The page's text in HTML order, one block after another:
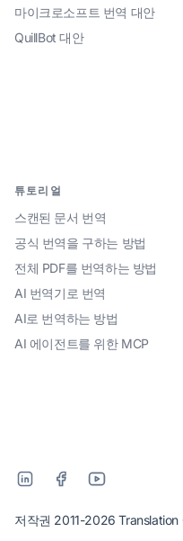
마이크로소프트 번역 대안
QuillBot 대안
튜토리얼
스캔된 문서 번역
공식 번역을 구하는 방법
전체 PDF를 번역하는 방법
AI 번역기로 번역
AI로 번역하는 방법
AI 에이전트를 위한 MCP
저작권 2011-2026